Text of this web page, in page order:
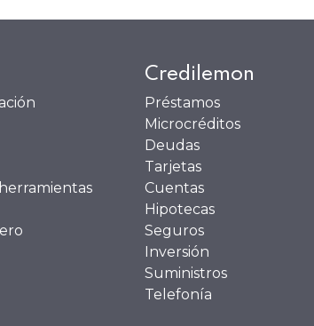
Credilemon
Préstamos
Microcréditos
Deudas
Tarjetas
Cuentas
Hipotecas
Seguros
Inversión
Suministros
Telefonía